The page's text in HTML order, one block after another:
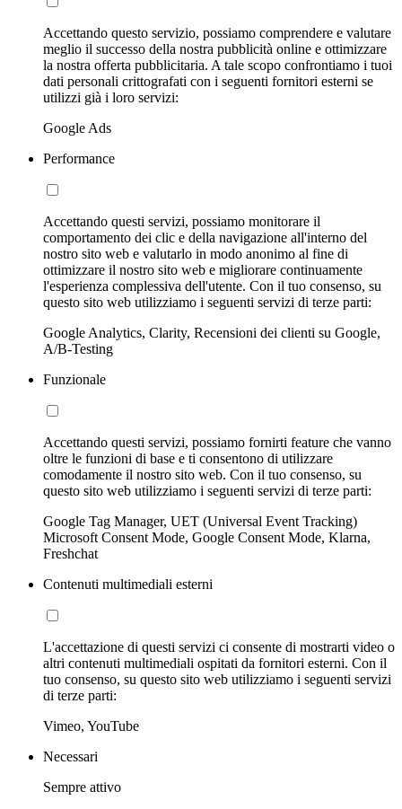
Accettando questo servizio, possiamo comprendere e valutare
meglio il successo della nostra pubblicità online e ottimizzare
la nostra offerta pubblicitaria. A tale scopo confrontiamo i tuoi
dati personali crittografati con i seguenti fornitori esterni se
utilizzi già i loro servizi:
Google Ads
Performance
Accettando questi servizi, possiamo monitorare il
comportamento dei clic e della navigazione all'interno del
nostro sito web e valutarlo in modo anonimo al fine di
ottimizzare il nostro sito web e migliorare continuamente
l'esperienza complessiva dell'utente. Con il tuo consenso, su
questo sito web utilizziamo i seguenti servizi di terze parti:
Google Analytics, Clarity, Recensioni dei clienti su Google,
A/B-Testing
Funzionale
Accettando questi servizi, possiamo fornirti feature che vanno
oltre le funzioni di base e ti consentono di utilizzare
comodamente il nostro sito web. Con il tuo consenso, su
questo sito web utilizziamo i seguenti servizi di terze parti:
Google Tag Manager, UET (Universal Event Tracking)
Microsoft Consent Mode, Google Consent Mode, Klarna,
Freshchat
Contenuti multimediali esterni
L'accettazione di questi servizi ci consente di mostrarti video o
altri contenuti multimediali ospitati da fornitori esterni. Con il
tuo consenso, su questo sito web utilizziamo i seguenti servizi
di terze parti:
Vimeo, YouTube
Necessari
Sempre attivo